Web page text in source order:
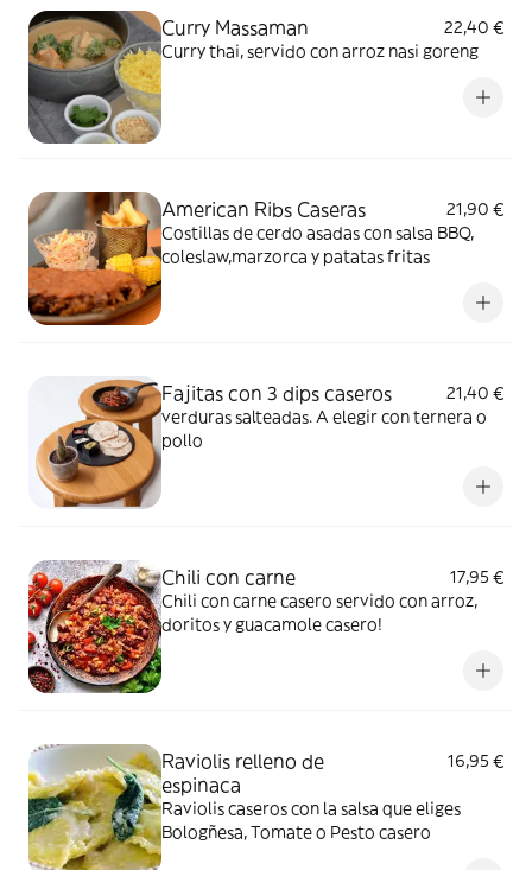
Curry Massaman
22,40 €
Curry thai, servido con arroz nasi goreng
American Ribs Caseras
21,90 €
Costillas de cerdo asadas con salsa BBQ,
coleslaw,marzorca y patatas fritas
Fajitas con 3 dips caseros
21,40 €
verduras salteadas. A elegir con ternera o
pollo
Chili con carne
17,95 €
Chili con carne casero servido con arroz,
doritos y guacamole casero!
Raviolis relleno de
espinaca
16,95 €
Raviolis caseros con la salsa que eliges
Bologñesa, Tomate o Pesto casero